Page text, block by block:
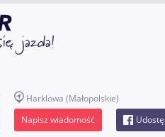
Harklowa (Małopolskie)
Napisz wiadomość